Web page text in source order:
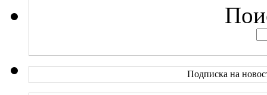
Подписка на